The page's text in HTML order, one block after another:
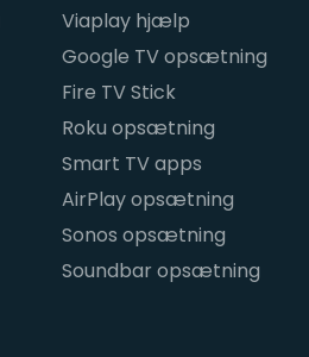
Viaplay hjælp
Google TV opsætning
Fire TV Stick
Roku opsætning
Smart TV apps
AirPlay opsætning
Sonos opsætning
Soundbar opsætning